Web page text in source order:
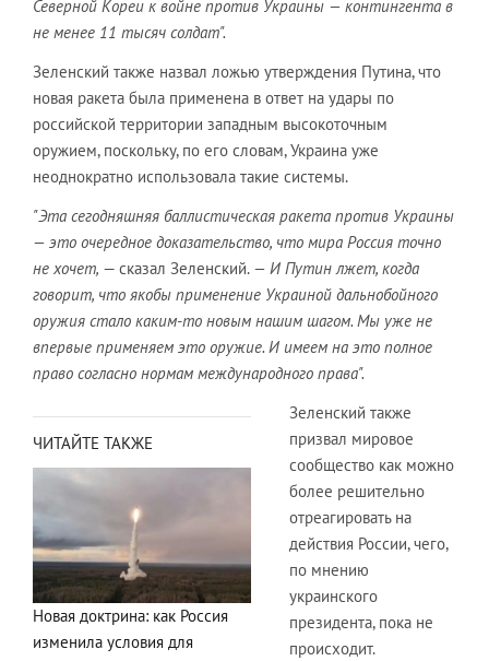
Северной Кореи к войне против Украины — контингента в
не менее 11 тысяч солдат".
Зеленский также назвал ложью утверждения Путина, что
новая ракета была применена в ответ на удары по
российской территории западным высокоточным
оружием, поскольку, по его словам, Украина уже
неоднократно использовала такие системы.
"Эта сегодняшняя баллистическая ракета против Украины
— это очередное доказательство, что мира Россия точно
не хочет, — сказал Зеленский. — И Путин лжет, когда
говорит, что якобы применение Украиной дальнобойного
оружия стало каким-то новым нашим шагом. Мы уже не
впервые применяем это оружие. И имеем на это полное
право согласно нормам международного права".
ЧИТАЙТЕ ТАКЖЕ
Новая доктрина: как Россия
изменила условия для
Зеленский также
призвал мировое
сообщество как можно
более решительно
отреагировать на
действия России, чего,
по мнению
украинского
президента, пока не
происходит.